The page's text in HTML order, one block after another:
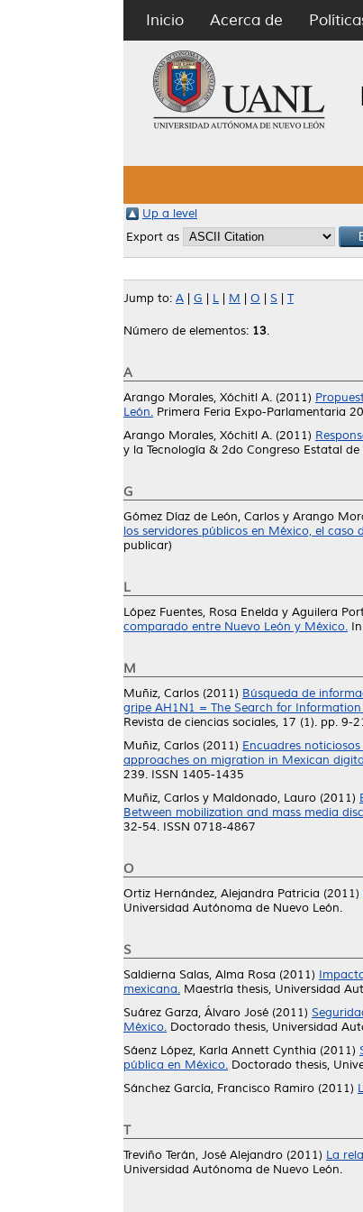
Inicio Acerca de
Up a level
Export as
Jump to: A G L M O S T
Número de elementos: 13.
A
Arango Morales, Xóchitl A. (2011)
León. Primera Feria Expo-Parlamentaria
Arango Morales, Xóchitl A. (2011)
y la Tecnología & 2do Congreso Estatal
G
Gómez Díaz de León, Carlos y Arango
los servidores públicos en México, el caso
publicar)
L
López Fuentes, Rosa Enelda y Aguilera
comparado entre Nuevo León y México.
M
Muñiz, Carlos (2011) Búsqueda de
gripe AH1N1 = The Search for
Revista de ciencias sociales, 17 (1). pp. 9-
Muñiz, Carlos (2011) Encuadres
approaches on migration in Mexican
239. ISSN 1405-1435
Muñiz, Carlos y Maldonado, Lauro (2011)
Between mobilization and mass media
32-54. ISSN 0718-4867
O
Ortiz Hernández, Alejandra Patricia (2011)
Universidad Autónoma de Nuevo León.
S
Saldierna Salas, Alma Rosa (2011)
mexicana. Maestría thesis, Universidad
Suárez Garza, Álvaro José (2011)
México. Doctorado thesis, Universidad
Sáenz López, Karla Annett Cynthia (2011)
pública en México. Doctorado thesis,
Sánchez García, Francisco Ramiro (2011)
T
Treviño Terán, José Alejandro (2011) La
Universidad Autónoma de Nuevo León.